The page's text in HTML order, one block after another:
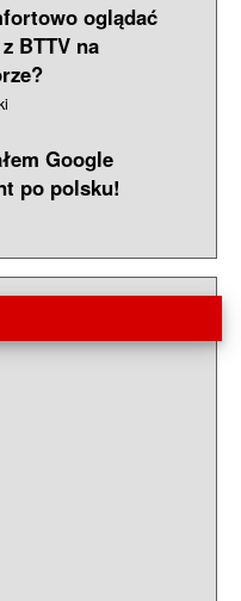
oglądać
BTTV na
Google
po polsku!